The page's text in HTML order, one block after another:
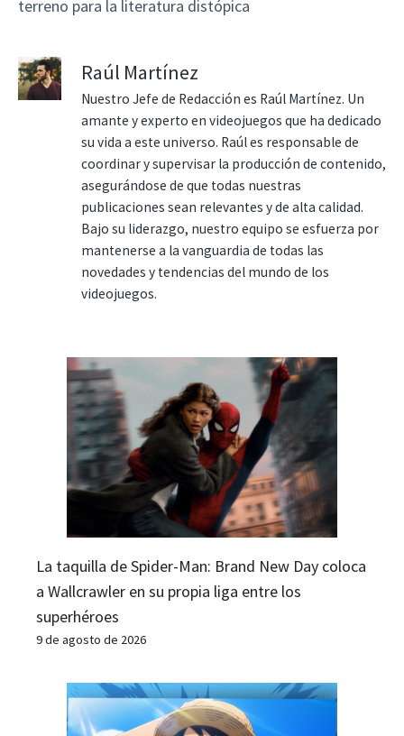
terreno para la literatura distópica
Raúl Martínez
Nuestro Jefe de Redacción es Raúl Martínez. Un
amante y experto en videojuegos que ha dedicado
su vida a este universo. Raúl es responsable de
coordinar y supervisar la producción de contenido,
asegurándose de que todas nuestras
publicaciones sean relevantes y de alta calidad.
Bajo su liderazgo, nuestro equipo se esfuerza por
mantenerse a la vanguardia de todas las
novedades y tendencias del mundo de los
videojuegos.
La taquilla de Spider-Man: Brand New Day coloca
a Wallcrawler en su propia liga entre los
superhéroes
9 de agosto de 2026